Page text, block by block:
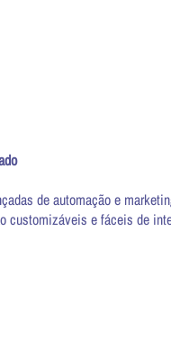
de automação e
customizáveis e fáceis de